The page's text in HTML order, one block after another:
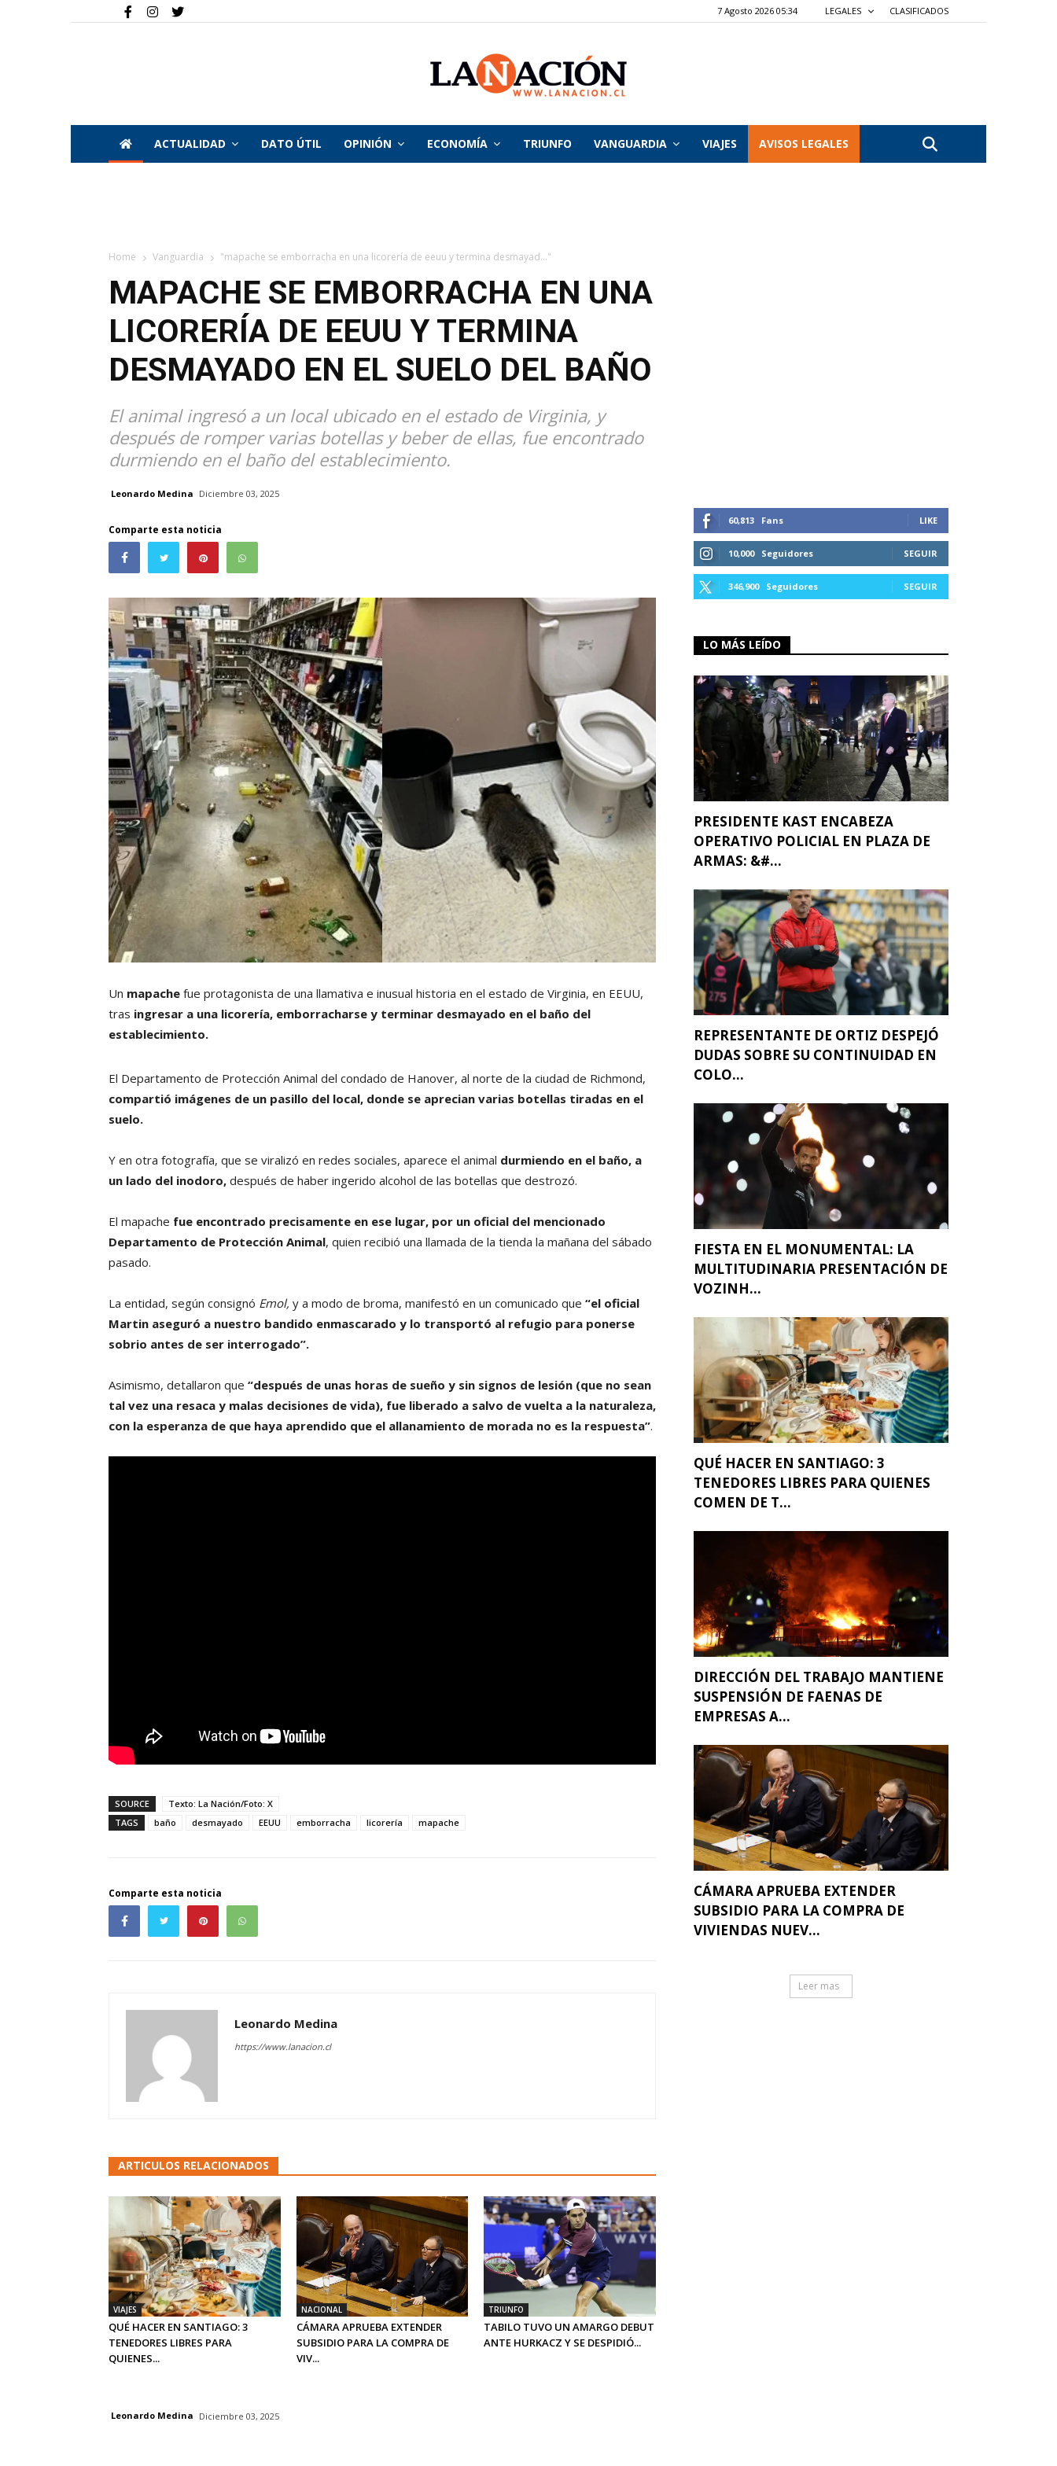
7 Agosto 2026 05:34 LEGALES CLASIFICADOS
La
ACTUALIDAD DATO ÚTIL OPINIÓN ECONOMÍA TRIUNFO VANGUARDIA VIAJES AVISOS LEGALES
Home Vanguardia "mapache se emborracha en una licorería de eeuu y termina desmayad..."
MAPACHE SE EMBORRACHA EN UNA
LICORERÍA DE EEUU Y TERMINA
DESMAYADO EN EL SUELO DEL BAÑO
El animal ingresó a un local ubicado en el estado de Virginia, y
después de romper varias botellas y beber de ellas, fue encontrado
durmiendo en el baño del establecimiento.
Leonardo Medina Diciembre 03, 2025
Comparte esta noticia
Un mapache fue protagonista de una llamativa e inusual historia en el estado de Virginia, en EEUU,
tras ingresar a una licorería, emborracharse y terminar desmayado en el baño del
establecimiento.
El Departamento de Protección Animal del condado de Hanover, al norte de la ciudad de Richmond,
compartió imágenes de un pasillo del local, donde se aprecian varias botellas tiradas en el
suelo.
Y en otra fotografía, que se viralizó en redes sociales, aparece el animal durmiendo en el baño, a
un lado del inodoro, después de haber ingerido alcohol de las botellas que destrozó.
El mapache fue encontrado precisamente en ese lugar, por un oficial del mencionado
Departamento de Protección Animal, quien recibió una llamada de la tienda la mañana del sábado
pasado.
La entidad, según consignó Emol, y a modo de broma, manifestó en un comunicado que “el oficial
Martin aseguró a nuestro bandido enmascarado y lo transportó al refugio para ponerse
sobrio antes de ser interrogado”.
Asimismo, detallaron que “después de unas horas de sueño y sin signos de lesión (que no sean
tal vez una resaca y malas decisiones de vida), fue liberado a salvo de vuelta a la naturaleza,
con la esperanza de que haya aprendido que el allanamiento de morada no es la respuesta”.
SOURCE
Texto: La Nación/Foto: X
TAGS
baño desmayado EEUU emborracha licorería mapache
Comparte esta noticia
Leonardo Medina
https://www.lanacion.cl
ARTICULOS RELACIONADOS
VIAJES
QUÉ HACER EN SANTIAGO: 3
TENEDORES LIBRES PARA
QUIENES...
NACIONAL
CÁMARA APRUEBA EXTENDER
SUBSIDIO PARA LA COMPRA DE
VIV...
TRIUNFO
TABILO TUVO UN AMARGO DEBUT
ANTE HURKACZ Y SE DESPIDIÓ...
60,813 Fans LIKE
10,000 Seguidores SEGUIR
346,900 Seguidores SEGUIR
LO MÁS LEÍDO
PRESIDENTE KAST ENCABEZA
OPERATIVO POLICIAL EN PLAZA DE
ARMAS: &#...
REPRESENTANTE DE ORTIZ DESPEJÓ
DUDAS SOBRE SU CONTINUIDAD EN
COLO...
FIESTA EN EL MONUMENTAL: LA
MULTITUDINARIA PRESENTACIÓN DE
VOZINH...
QUÉ HACER EN SANTIAGO: 3
TENEDORES LIBRES PARA QUIENES
COMEN DE T...
DIRECCIÓN DEL TRABAJO MANTIENE
SUSPENSIÓN DE FAENAS DE
EMPRESAS A...
CÁMARA APRUEBA EXTENDER
SUBSIDIO PARA LA COMPRA DE
VIVIENDAS NUEV...
Leer mas
Leonardo Medina Diciembre 03, 2025